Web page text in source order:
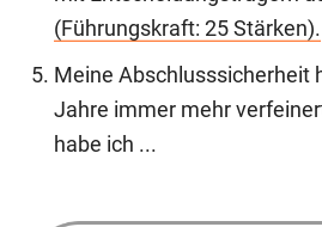
(Führungskraft: 25 Stärken).
Meine Abschlusssicherheit
Jahre immer mehr
habe ich ...